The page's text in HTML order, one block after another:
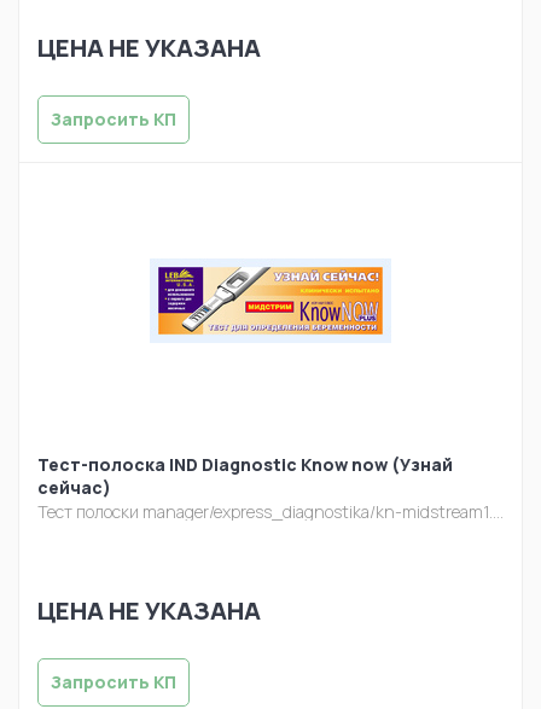
ЦЕНА НЕ УКАЗАНА
Запросить КП
Тест-полоска IND Diagnostic Know now (Узнай
сейчас)
Тест полоски manager/express_diagnostika/kn-midstream1.jpg
ЦЕНА НЕ УКАЗАНА
Запросить КП